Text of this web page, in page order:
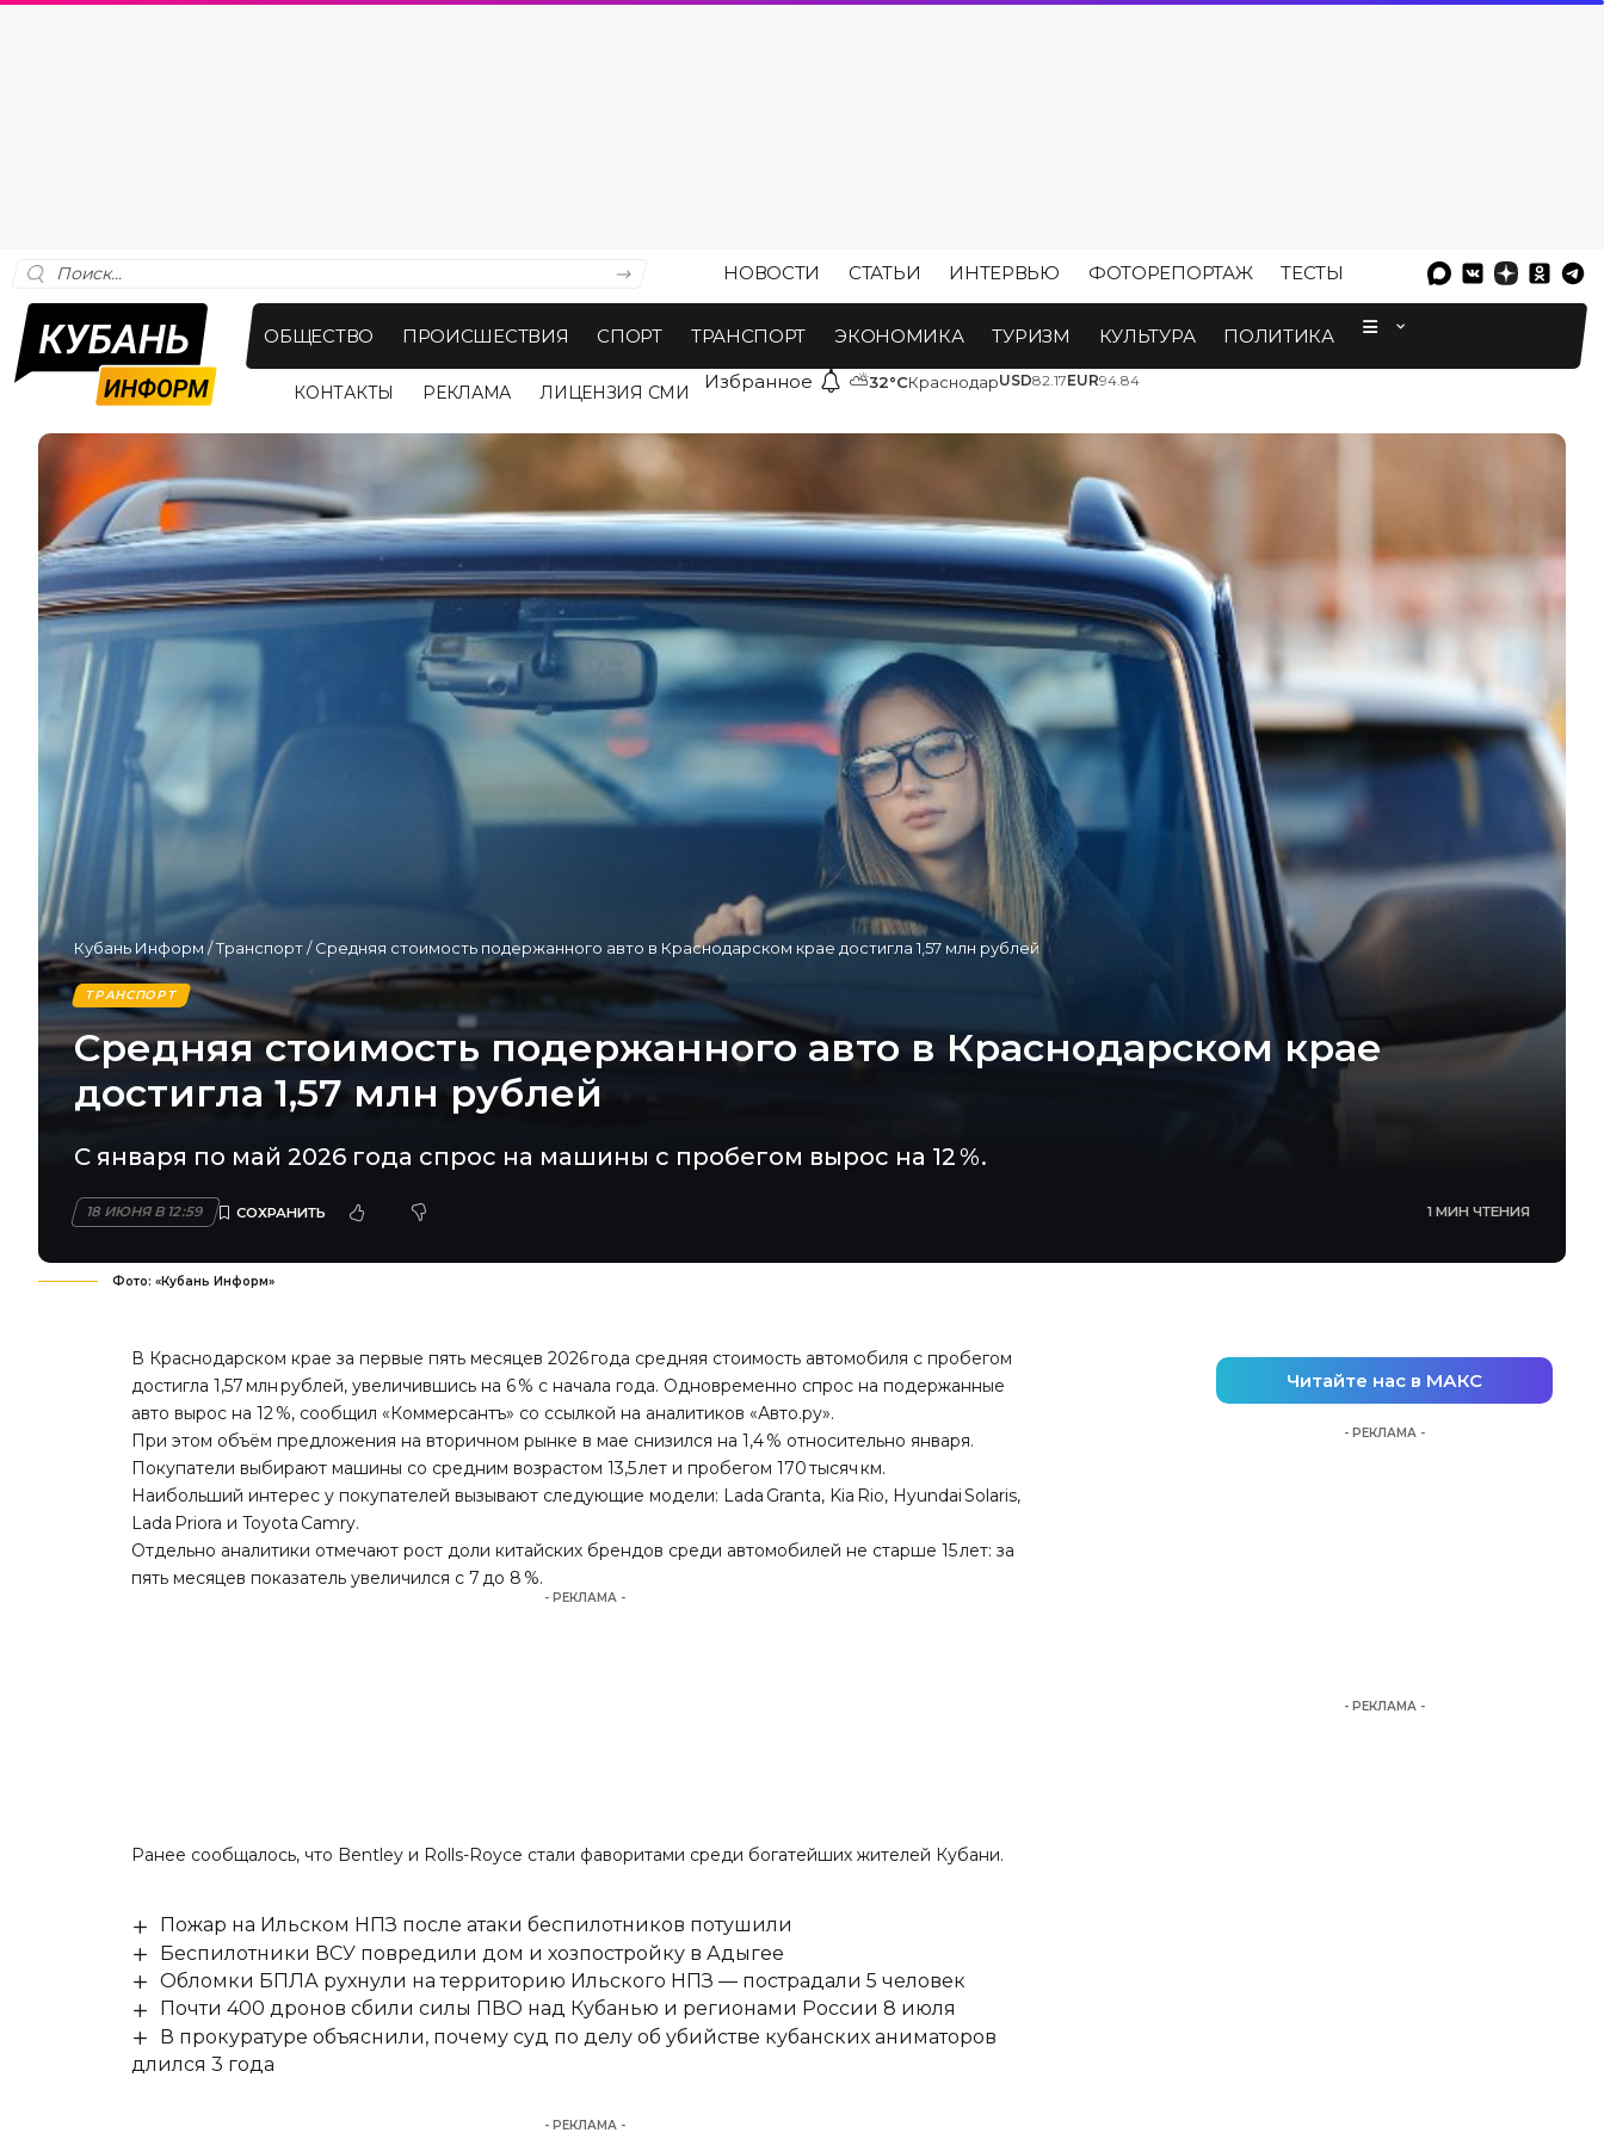
НОВОСТИ СТАТЬИ ИНТЕРВЬЮ ФОТОРЕПОРТАЖ ТЕСТЫ
ОБЩЕСТВО ПРОИСШЕСТВИЯ СПОРТ ТРАНСПОРТ ЭКОНОМИКА ТУРИЗМ КУЛЬТУРА ПОЛИТИКА
КОНТАКТЫ РЕКЛАМА ЛИЦЕНЗИЯ СМИ Избранное ⛅32°CКраснодарUSD82.17EUR94.84
Кубань Информ /Транспорт/Средняя стоимость подержанного авто в Краснодарском крае достигла 1,57 млн рублей
ТРАНСПОРТ
Средняя стоимость подержанного авто в Краснодарском крае
достигла 1,57 млн рублей
С января по май 2026 года спрос на машины с пробегом вырос на 12 %.
18 ИЮНЯ В 12:59 1 МИН ЧТЕНИЯ
Фото: «Кубань Информ»
В Краснодарском крае за первые пять месяцев 2026 года средняя стоимость автомобиля с пробегом
достигла 1,57 млн рублей, увеличившись на 6 % с начала года. Одновременно спрос на подержанные
авто вырос на 12 %, сообщил « Коммерсантъ» со ссылкой на аналитиков «Авто.ру».
При этом объём предложения на вторичном рынке в мае снизился на 1,4 % относительно января.
Покупатели выбирают машины со средним возрастом 13,5 лет и пробегом 170 тысяч км.
Наибольший интерес у покупателей вызывают следующие модели: Lada Granta, Kia Rio, Hyundai Solaris,
Lada Priora и Toyota Camry.
Отдельно аналитики отмечают рост доли китайских брендов среди автомобилей не старше 15 лет: за
пять месяцев показатель увеличился с 7 до 8 %.
- РЕКЛАМА -
Ранее сообщалось, что Bentley и Rolls-Royce стали фаворитами среди богатейших жителей Кубани.
Пожар на Ильском НПЗ после атаки беспилотников потушили
Беспилотники ВСУ повредили дом и хозпостройку в Адыгее
Обломки БПЛА рухнули на территорию Ильского НПЗ — пострадали 5 человек
Почти 400 дронов сбили силы ПВО над Кубанью и регионами России 8 июля
В прокуратуре объяснили, почему суд по делу об убийстве кубанских аниматоров
длился 3 года
- РЕКЛАМА -
Читайте нас в МАКС
- РЕКЛАМА -
- РЕКЛАМА -